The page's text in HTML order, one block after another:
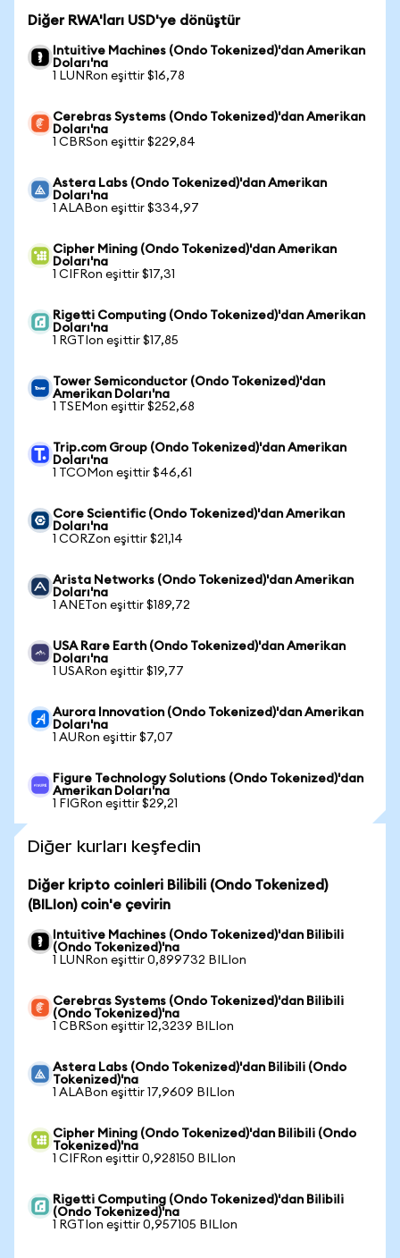
Diğer RWA'ları USD'ye dönüştür
Intuitive Machines (Ondo Tokenized)'dan Amerikan
Doları'na
1 LUNRon eşittir $16,78
Cerebras Systems (Ondo Tokenized)'dan Amerikan
Doları'na
1 CBRSon eşittir $229,84
Astera Labs (Ondo Tokenized)'dan Amerikan
Doları'na
1 ALABon eşittir $334,97
Cipher Mining (Ondo Tokenized)'dan Amerikan
Doları'na
1 CIFRon eşittir $17,31
Rigetti Computing (Ondo Tokenized)'dan Amerikan
Doları'na
1 RGTIon eşittir $17,85
Tower Semiconductor (Ondo Tokenized)'dan
Amerikan Doları'na
1 TSEMon eşittir $252,68
Trip.com Group (Ondo Tokenized)'dan Amerikan
Doları'na
1 TCOMon eşittir $46,61
Core Scientific (Ondo Tokenized)'dan Amerikan
Doları'na
1 CORZon eşittir $21,14
Arista Networks (Ondo Tokenized)'dan Amerikan
Doları'na
1 ANETon eşittir $189,72
USA Rare Earth (Ondo Tokenized)'dan Amerikan
Doları'na
1 USARon eşittir $19,77
Aurora Innovation (Ondo Tokenized)'dan Amerikan
Doları'na
1 AURon eşittir $7,07
Figure Technology Solutions (Ondo Tokenized)'dan
Amerikan Doları'na
1 FIGRon eşittir $29,21
Diğer kurları keşfedin
Diğer kripto coinleri Bilibili (Ondo Tokenized)
(BILIon) coin'e çevirin
Intuitive Machines (Ondo Tokenized)'dan Bilibili
(Ondo Tokenized)'na
1 LUNRon eşittir 0,899732 BILIon
Cerebras Systems (Ondo Tokenized)'dan Bilibili
(Ondo Tokenized)'na
1 CBRSon eşittir 12,3239 BILIon
Astera Labs (Ondo Tokenized)'dan Bilibili (Ondo
Tokenized)'na
1 ALABon eşittir 17,9609 BILIon
Cipher Mining (Ondo Tokenized)'dan Bilibili (Ondo
Tokenized)'na
1 CIFRon eşittir 0,928150 BILIon
Rigetti Computing (Ondo Tokenized)'dan Bilibili
(Ondo Tokenized)'na
1 RGTIon eşittir 0,957105 BILIon